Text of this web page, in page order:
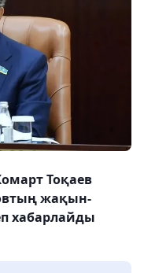
Тоқаев
жақын-
хабарлайды